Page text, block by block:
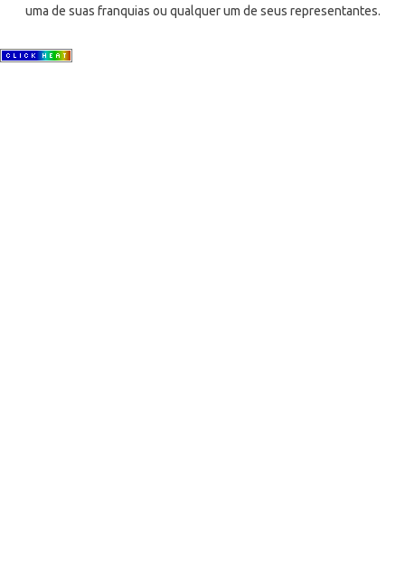
uma de suas franquias ou qualquer um de seus representantes.